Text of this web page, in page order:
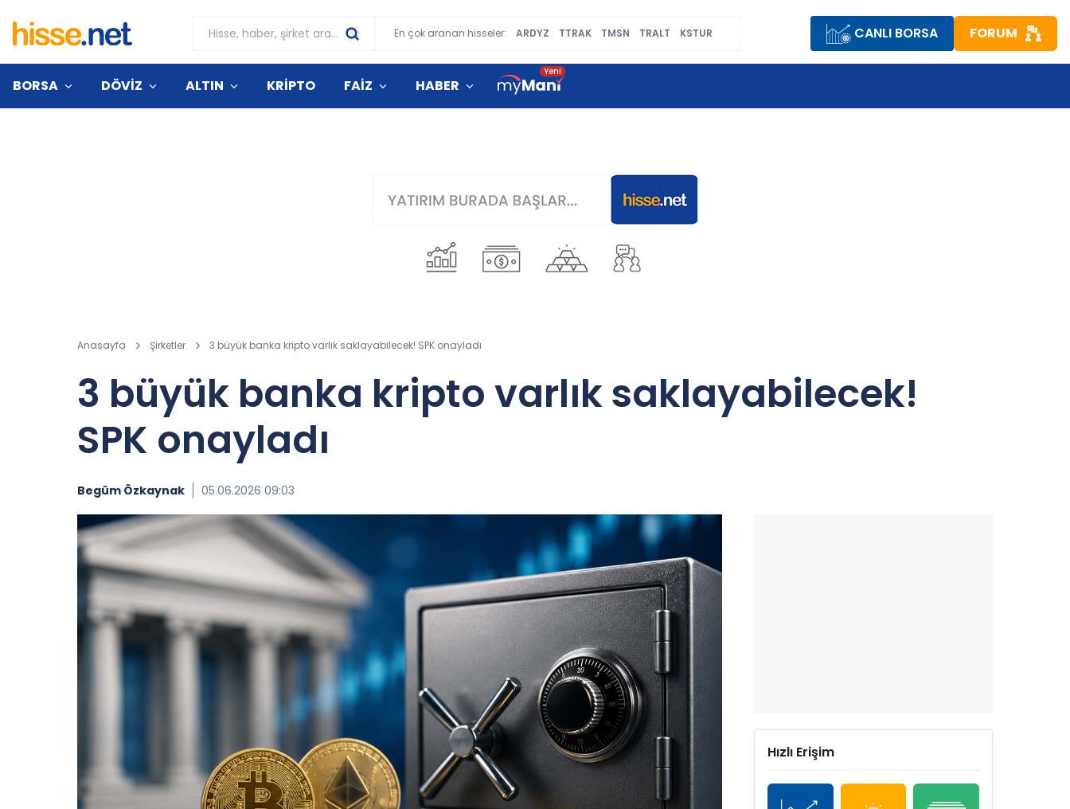
En çok aranan hisseler: ARDYZ TTRAK TMSN TRALT KSTUR CANLI BORSA FORUM
BORSA DÖVİZ ALTIN KRİPTO FAİZ HABER
Anasayfa Şirketler 3 büyük banka kripto varlık saklayabilecek! SPK onayladı
3 büyük banka kripto varlık saklayabilecek!
SPK onayladı
Begüm Özkaynak 05.06.2026 09:03
Hızlı Erişim